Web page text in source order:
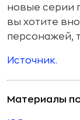
новые серии
вы хотите
персонажей,
Источник.
Материалы